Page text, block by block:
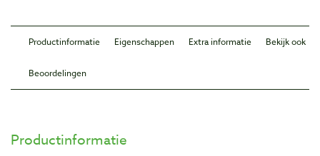
Productinformatie Eigenschappen Extra informatie Bekijk ook
Beoordelingen
Productinformatie